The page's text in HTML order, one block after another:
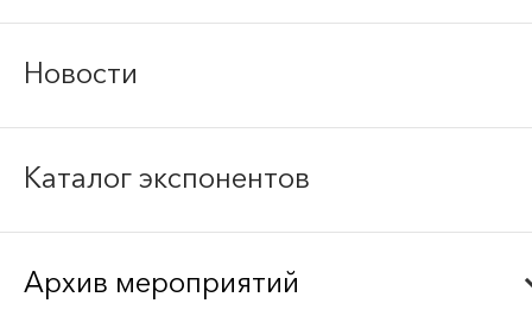
Новости
Каталог экспонентов
Архив мероприятий